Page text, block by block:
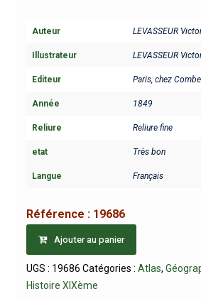
Auteur LEVASSEUR
Illustrateur LEVASSEUR
Editeur Paris, chez
Année 1849
Reliure Reliure fine
etat Très bon
Langue Français
Référence : 19686
Ajouter au panier
UGS : 19686 Catégories : Atlas,
Histoire XIXème